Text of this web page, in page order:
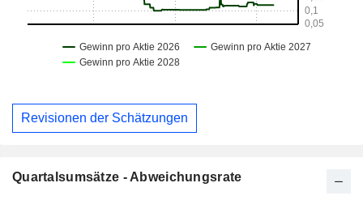
Revisionen der Schätzungen
Quartalsumsätze - Abweichungsrate